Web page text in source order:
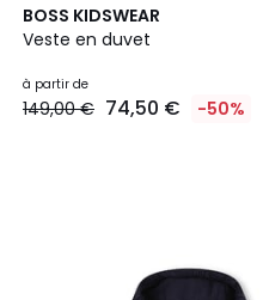
BOSS KIDSWEAR
Veste en duvet
à partir de
149,00 € 74,50 € -50%
4
Couleurs